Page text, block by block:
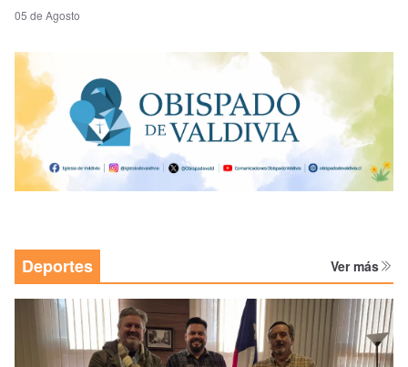
05 de Agosto
Deportes Ver más